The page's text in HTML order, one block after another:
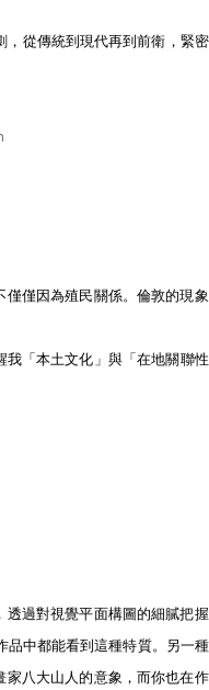
從傳統到現代再到前衛，緊
僅僅因為殖民關係。倫敦的現
「本土文化」與「在地關聯性
過對視覺平面構圖的細膩把握
中都能看到這種特質。另一
八大山人的意象，而你也在